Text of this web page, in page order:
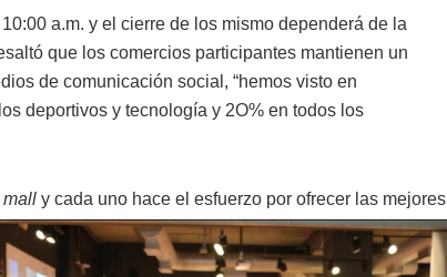
a.m. y el cierre de los mismo dependerá de la
que los comercios participantes mantienen un
de comunicación social, “hemos visto en
deportivos y tecnología y 2O% en todos los
mall y cada uno hace el esfuerzo por ofrecer las mejores